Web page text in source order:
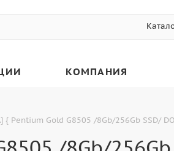
КОМПАНИЯ
{ Pentium Gold G8505 /8Gb/256Gb SSD/